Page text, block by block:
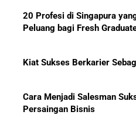
20 Profesi di Singapura
Peluang bagi Fresh
Kiat Sukses Berkarier
Cara Menjadi Salesman
Persaingan Bisnis